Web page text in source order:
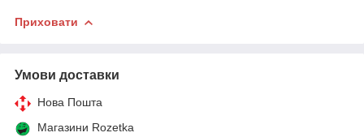
Приховати
Умови доставки
Нова Пошта
Магазини Rozetka